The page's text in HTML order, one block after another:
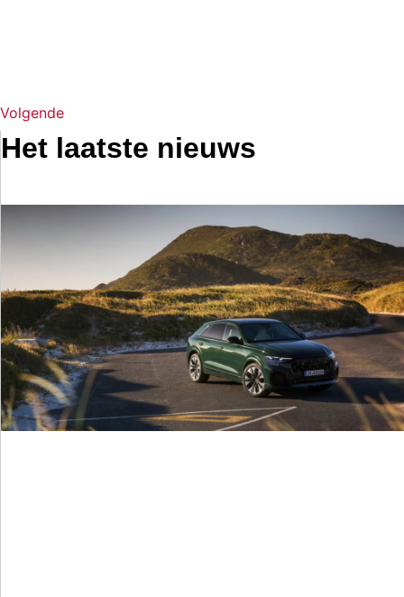
Volgende
Het laatste nieuws